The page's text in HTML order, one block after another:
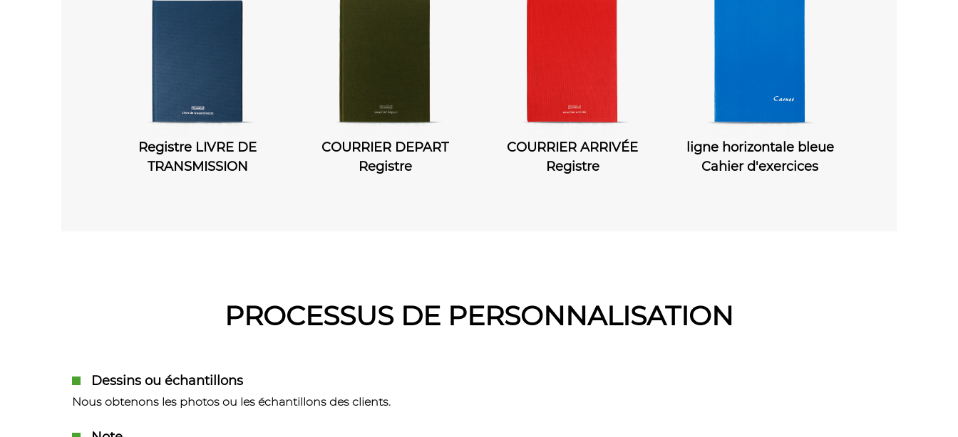
COURRIER DEPART
Registre
COURRIER ARRIVÉE
Registre
ligne horizontale bleue
Cahier d'exercices
Ligne horizontale verte
Cahier d'exercices
PROCESSUS DE PERSONNALISATION
Dessins ou échantillons
Nous obtenons les photos ou les échantillons des clients.